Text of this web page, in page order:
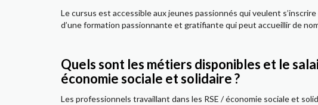
Le cursus est accessible aux jeunes passionnés qui veulent
d’une formation passionnante et gratifiante qui peut accueillir de
Quels sont les métiers disponibles et le
économie sociale et solidaire ?
Les professionnels travaillant dans les RSE / économie sociale et